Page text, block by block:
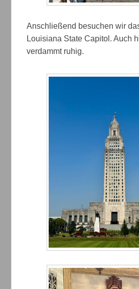
Anschließend besuchen wir
Louisiana State Capitol. Auch
verdammt ruhig.